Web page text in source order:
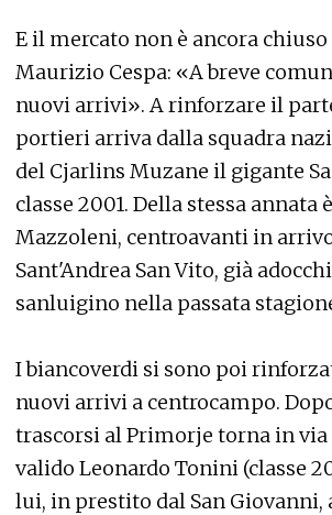
E il mercato non è ancora
Maurizio Cespa: «A breve
nuovi arrivi». A rinforzare il
portieri arriva dalla squadra
del Cjarlins Muzane il gigante
classe 2001. Della stessa annata
Mazzoleni, centroavanti in
Sant'Andrea San Vito, già
sanluigino nella passata
I biancoverdi si sono poi
nuovi arrivi a centrocampo.
trascorsi al Primorje torna in
valido Leonardo Tonini (classe
lui, in prestito dal San Giovanni,